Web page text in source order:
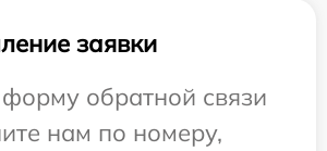
заявки
обратной связи
нам по номеру,